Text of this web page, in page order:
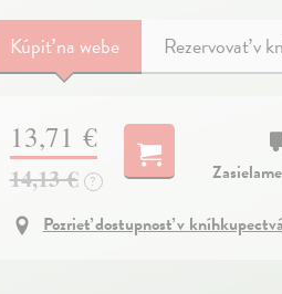
Kúpiťna webe Rezervovať v
13,71 €
14,13 € ?
Pozrieť dostupnosť v